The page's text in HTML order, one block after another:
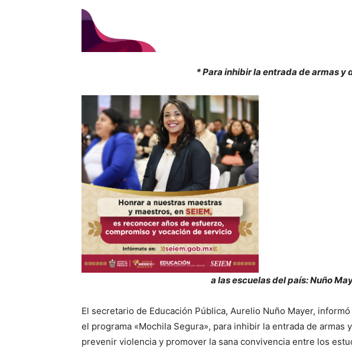
* Para inhibir la entrada de armas y
a las escuelas del país: Nuño
El secretario de Educación Pública, Aurelio Nuño Mayer,
el programa «Mochila Segura», para inhibir la entrada de armas
prevenir violencia y promover la sana convivencia entre los